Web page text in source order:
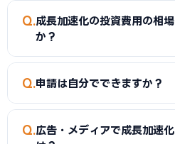
A
広告・メディアの成長加速化
補助金で500000000が上限で
1,500万円以上）のため、一定規
助金は「後払い」が基本のため
Q 成長加速化の投資費用の相
か？
A
広告・メディアの成長加速化
まずは複数業者に相見積もりを依
訳（設備費・建物費・システム構
Q 申請は自分でできますか？
A
自分でも申請可能ですが、採
診断士・行政書士などの認定支
Q 広告・メディアで成長加速